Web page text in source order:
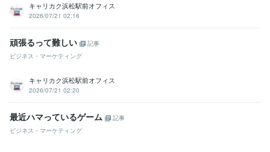
キャリカク浜松駅前オフィス
2026/07/21 02:16
頑張るって難しい
記事
ビジネス・マーケティング
キャリカク浜松駅前オフィス
2026/07/21 02:20
最近ハマっているゲーム
記事
ビジネス・マーケティング